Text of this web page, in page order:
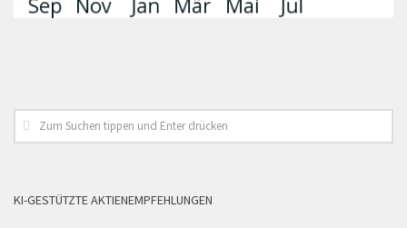
KI-GESTÜTZTE AKTIENEMPFEHLUNGEN